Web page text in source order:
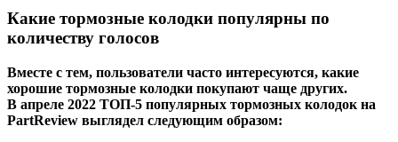
Какие тормозные колодки популярны по
количеству голосов
Вместе с тем, пользователи часто интересуются, какие
хорошие тормозные колодки покупают чаще других.
В апреле 2022 ТОП-5 популярных тормозных колодок на
PartReview выглядел следующим образом: